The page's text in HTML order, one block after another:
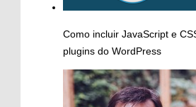
Como incluir JavaScript e
plugins do WordPress